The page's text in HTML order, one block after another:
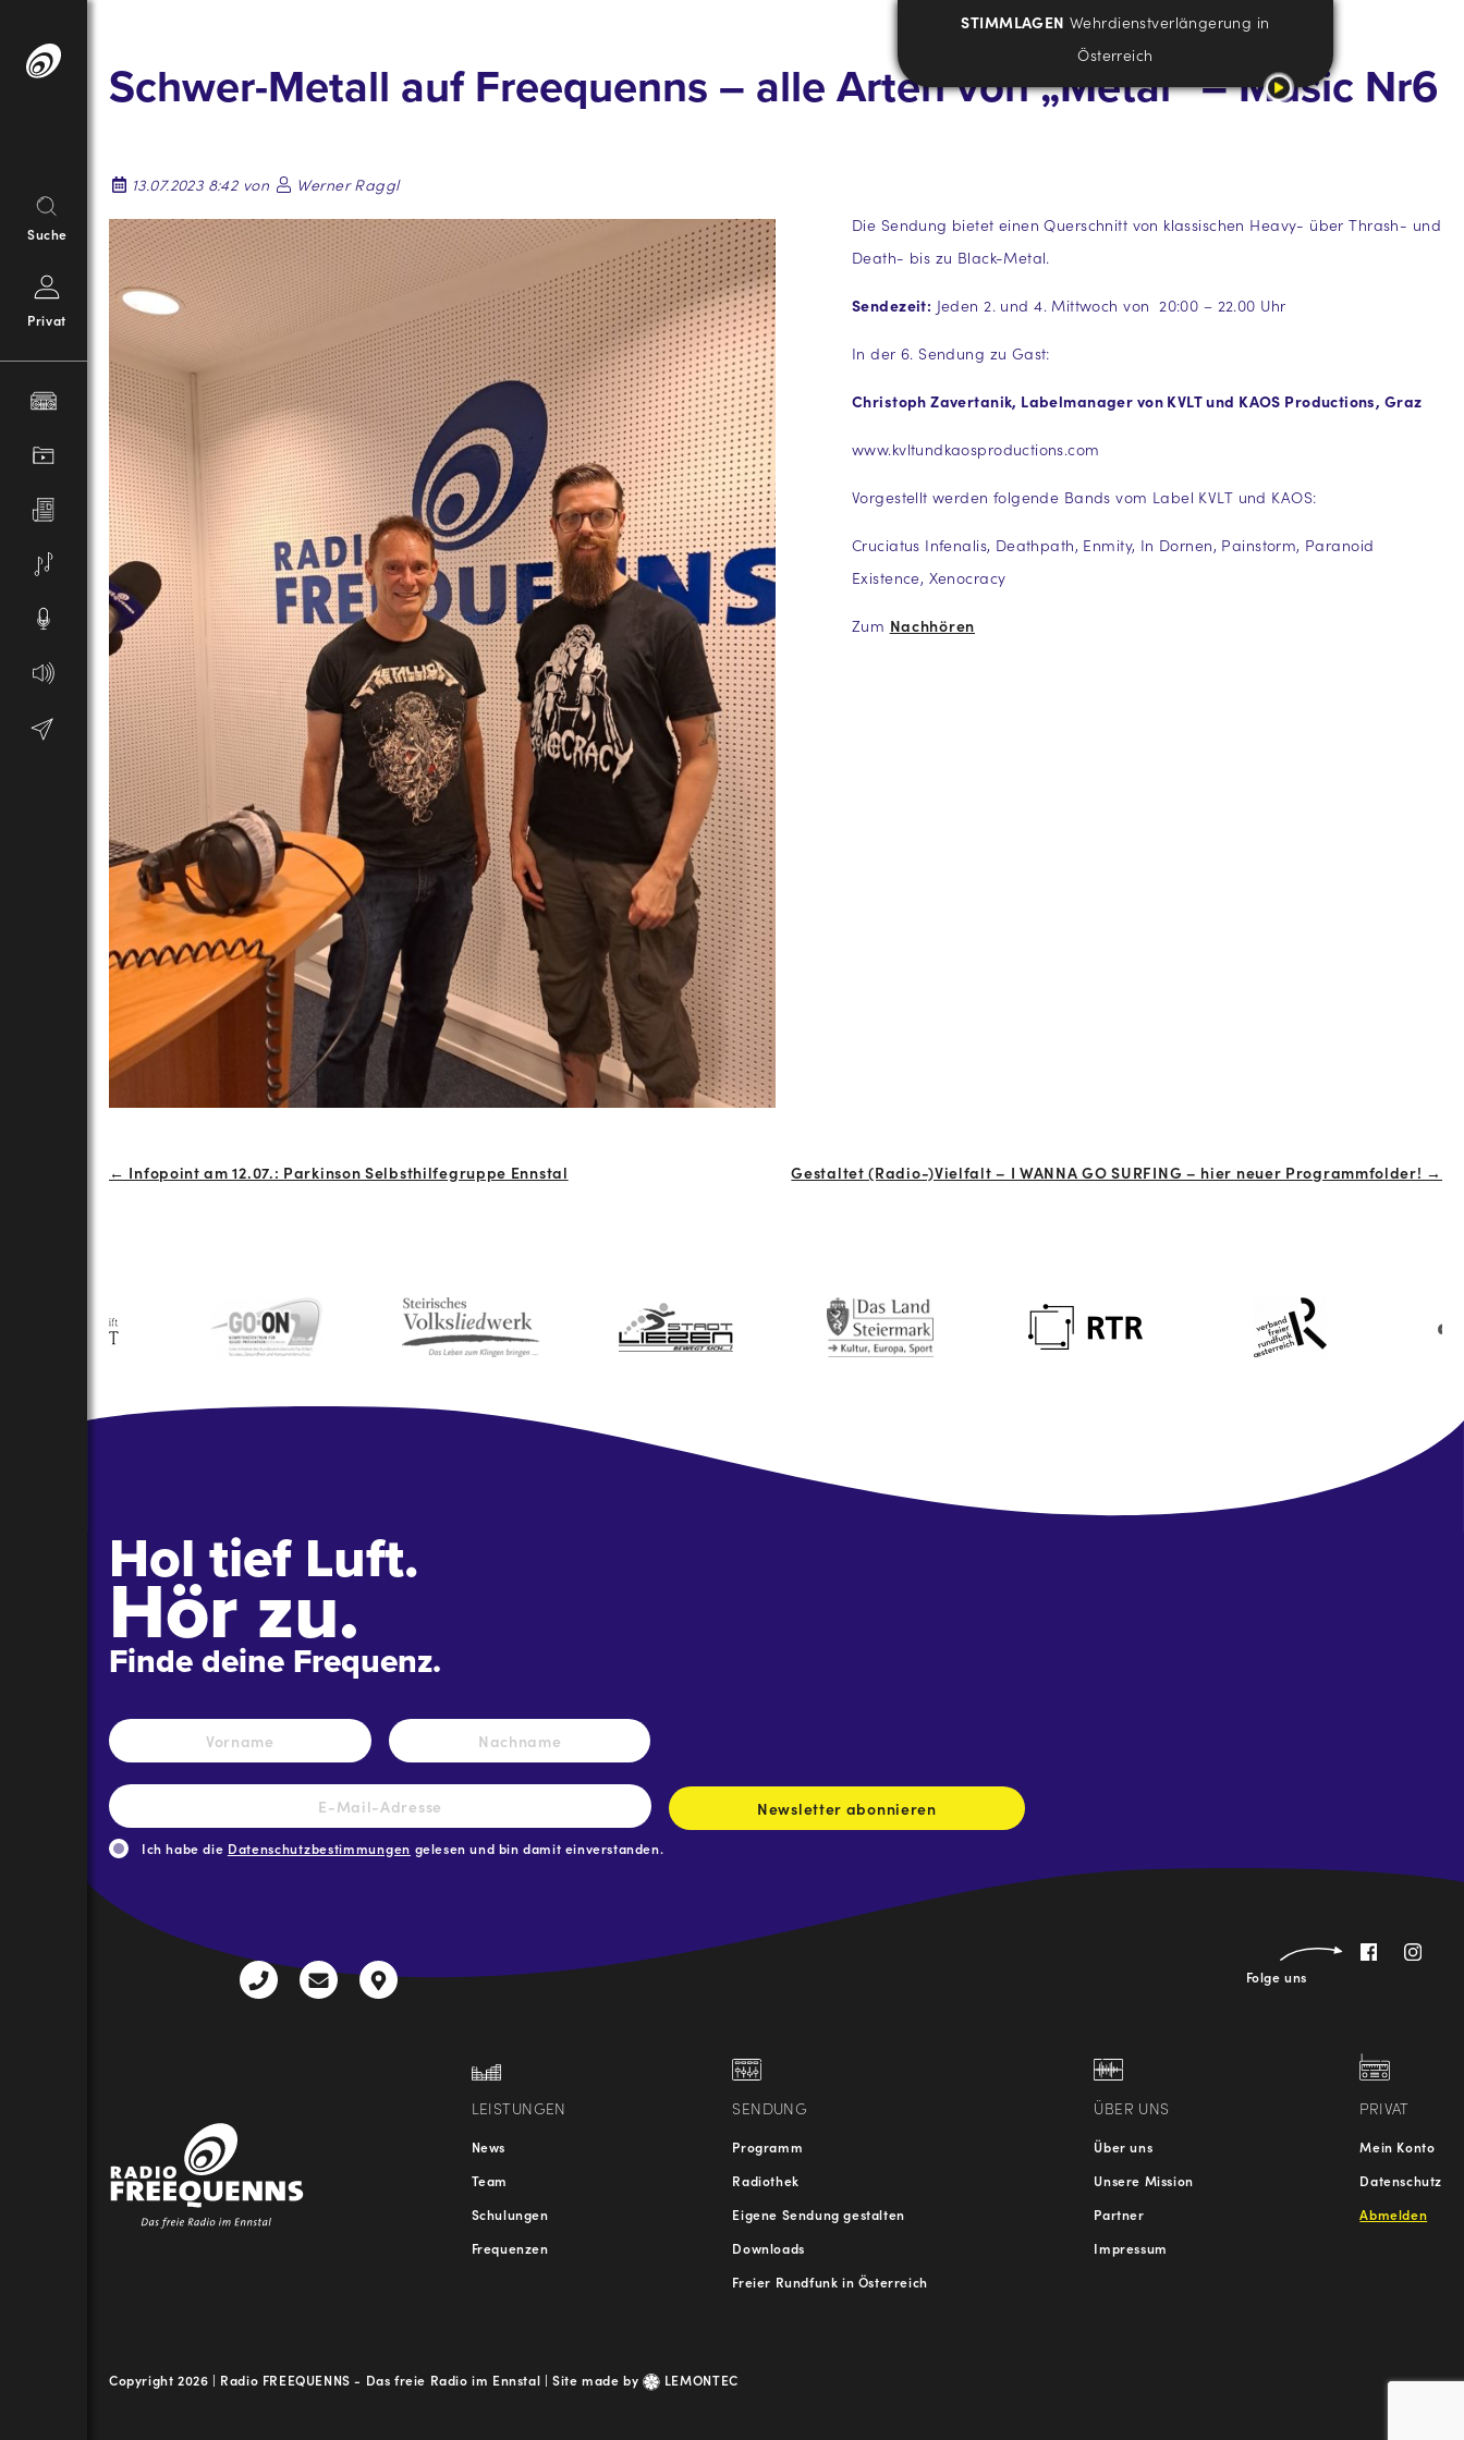
Inhalt
Suche
Privat
STIMMLAGEN Wehrdienstverlängerung in
Österreich
Schwer-Metall auf Freequenns – alle Arten von „Metal“ – Music Nr6
13.07.2023 8:42 von
Werner Raggl
Die Sendung bietet einen Querschnitt von klassischen Heavy- über Thrash- und
Death- bis zu Black-Metal.
Sendezeit: Jeden 2. und 4. Mittwoch von 20:00 – 22.00 Uhr
In der 6. Sendung zu Gast:
Christoph Zavertanik, Labelmanager von KVLT und KAOS Productions, Graz
www.kvltundkaosproductions.com
Vorgestellt werden folgende Bands vom Label KVLT und KAOS:
Cruciatus Infenalis, Deathpath, Enmity, In Dornen, Painstorm, Paranoid
Existence, Xenocracy
Zum Nachhören
← Infopoint am 12.07.: Parkinson Selbsthilfegruppe Ennstal Gestaltet (Radio-)Vielfalt – I WANNA GO SURFING – hier neuer Programmfolder! →
Hol tief Luft.
Hör zu.
Finde deine Frequenz.
Name *
Vorname Nachname
E-
Mail-
Adresse *
Newsletter abonnieren
Ich habe die Datenschutzbestimmungen gelesen und bin damit einverstanden.
Folge uns
+43
radio@freequenns.at
Kulturhausstraße
LEISTUNGEN
News
Team
Schulungen
Frequenzen
SENDUNG
Programm
Radiothek
Eigene Sendung gestalten
Downloads
Freier Rundfunk in Österreich
ÜBER UNS
Über uns
Unsere Mission
Partner
Impressum
PRIVAT
Mein Konto
Datenschutz
Abmelden
Copyright 2026 | Radio FREEQUENNS - Das freie Radio im Ennstal |Site made by LEMONTEC